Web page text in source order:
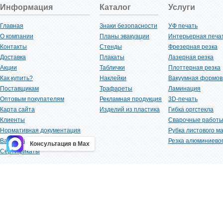
Информация Каталог Услуги
Главная Знаки безопасности
УФ печать
О компании
Планы эвакуации
Интерьерная
Контакты
Стенды
Фрезерная резка
Доставка
Плакаты
Лазерная резка
Акции
Таблички
Плоттерная резка
Как купить?
Наклейки
Вакуумная
Поставщикам
Трафареты
Ламинация
Оптовым покупателям
Рекламная продукция
3D-печать
Карта сайта
Изделий из пластика
Гибка оргстекла
Клиенты
Сварочные работы
Нормативная документация
Рубка листового
Вакансии
Резка
Сертификаты
Консультация в Max